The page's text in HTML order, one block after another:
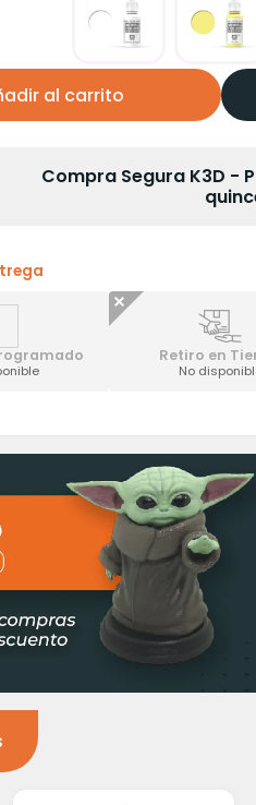
al carrito
Compra Segura K3D -
Retiro en
No